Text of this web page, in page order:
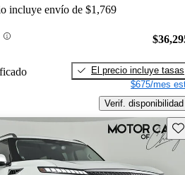
incluye envío de $1,769
El precio incluye tasas
$675/mes
Verif. disponibilidad